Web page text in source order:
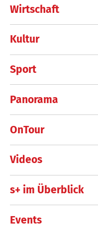
Wirtschaft
Kultur
Sport
Panorama
OnTour
Videos
s+ im Überblick
Events